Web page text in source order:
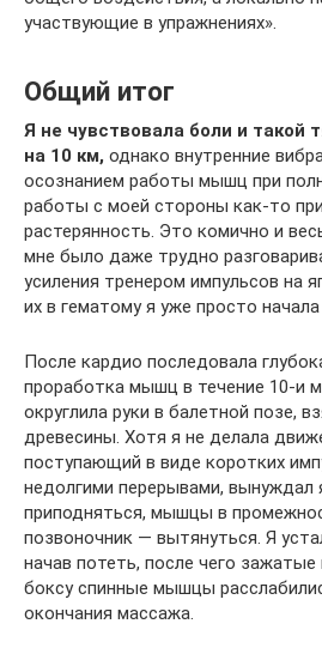
участвующие в упражнениях».
Общий итог
Я не чувствовала боли и такой
на 10 км, однако внутренние
осознанием работы мышц при
работы с моей стороны как-то
растерянность. Это комично и
мне было даже трудно
усиления тренером импульсов на
их в гематому я уже просто
После кардио последовала
проработка мышц в течение 10-и
округлила руки в балетной позе,
древесины. Хотя я не делала
поступающий в виде коротких
недолгими перерывами, вынуждал
приподняться, мышцы в
позвоночник — вытянуться. Я
начав потеть, после чего
боксу спинные мышцы
окончания массажа.